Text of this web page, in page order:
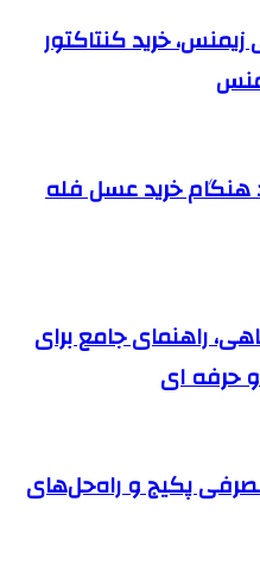
خرید کنتاکتور
هنگام خرید عسل فله
راهنمای جامع برای
حرفه ای
پکیج و راه‌حل‌های